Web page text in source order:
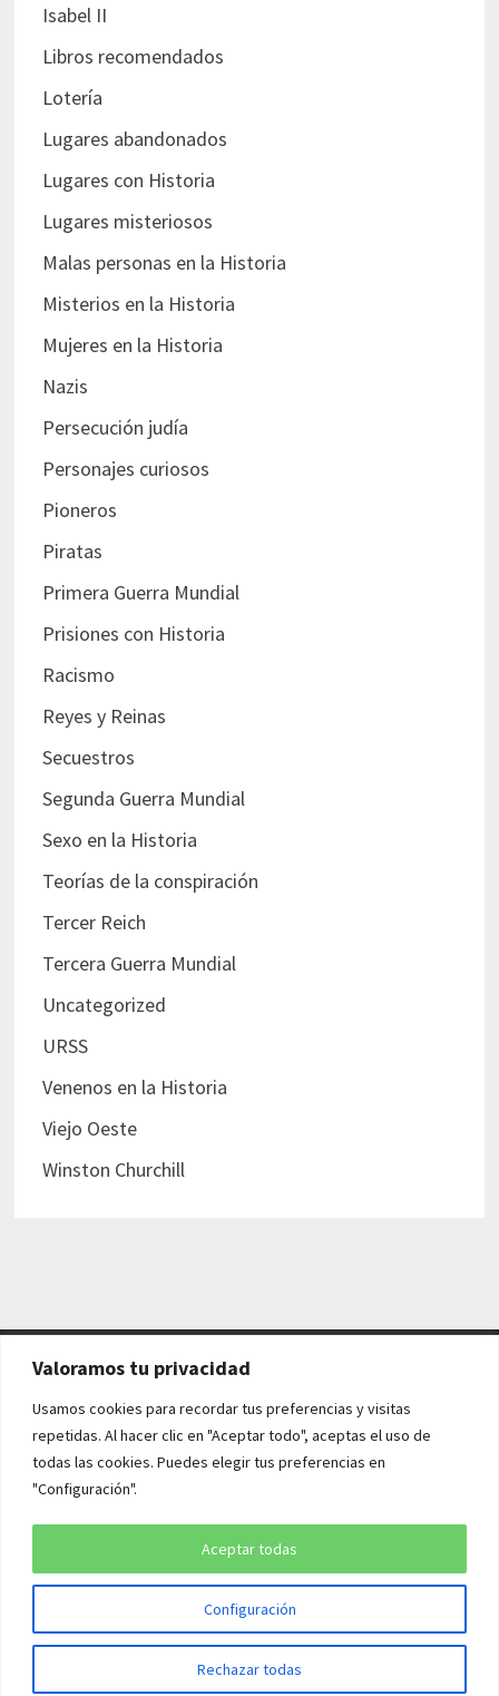
Valoramos tu privacidad
Usamos cookies para recordar tus preferencias y visitas
repetidas. Al hacer clic en "Aceptar todo", aceptas el uso de
todas las cookies. Puedes elegir tus preferencias en
"Configuración".
Configuración
Rechazar todas
Aceptar todas
Isabel II
Libros recomendados
Lotería
Lugares abandonados
Lugares con Historia
Lugares misteriosos
Malas personas en la Historia
Misterios en la Historia
Mujeres en la Historia
Nazis
Persecución judía
Personajes curiosos
Pioneros
Piratas
Primera Guerra Mundial
Prisiones con Historia
Racismo
Reyes y Reinas
Secuestros
Segunda Guerra Mundial
Sexo en la Historia
Teorías de la conspiración
Tercer Reich
Tercera Guerra Mundial
Uncategorized
URSS
Venenos en la Historia
Viejo Oeste
Winston Churchill
AVISO LEGAL Y POLÍTICAS
Aviso legal
Política de cookies
Copyright © 2026¡QUÉ HISTORIA!. Funciona conWordPressy